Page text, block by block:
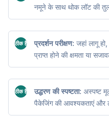
नमूने के साथ थोक लॉट की
ठीक है प्रदर्शन परीक्षण: जहां लागू
प्राप्त होने की क्षमता या
ठीक है उद्धरण की स्पष्टता: अस्पष्ट
पैकेजिंग की आवश्यकताएं और